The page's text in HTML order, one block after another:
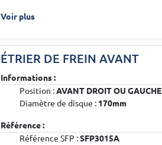
Voir plus
ÉTRIER DE FREIN AVANT
Informations :
Position : AVANT DROIT OU GAUCHE
Diamètre de disque : 170mm
Référence :
Référence SFP : SFP3015A